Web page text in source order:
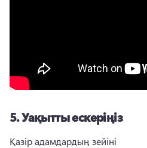
5.Уақытты ескеріңіз
Қазір адамдардың зейіні